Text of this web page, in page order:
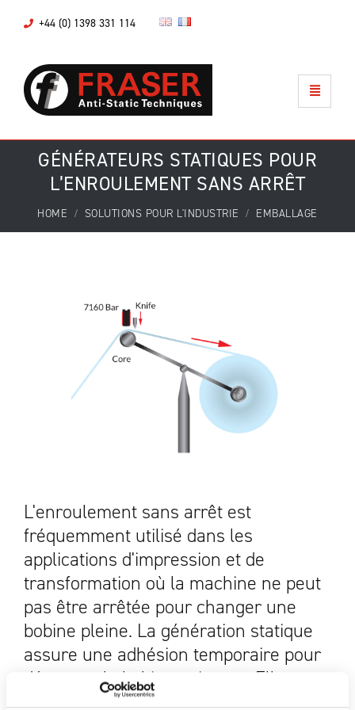
+44 (0) 1398 331 114
GÉNÉRATEURS STATIQUES POUR
L’ENROULEMENT SANS ARRÊT
HOME SOLUTIONS POUR L'INDUSTRIE EMBALLAGE
L'enroulement sans arrêt est
fréquemment utilisé dans les
applications d'impression et de
transformation où la machine ne peut
pas être arrêtée pour changer une
bobine pleine. La génération statique
assure une adhésion temporaire pour
démarrer la bobine suivante. Elle
remplace les machines de pose de